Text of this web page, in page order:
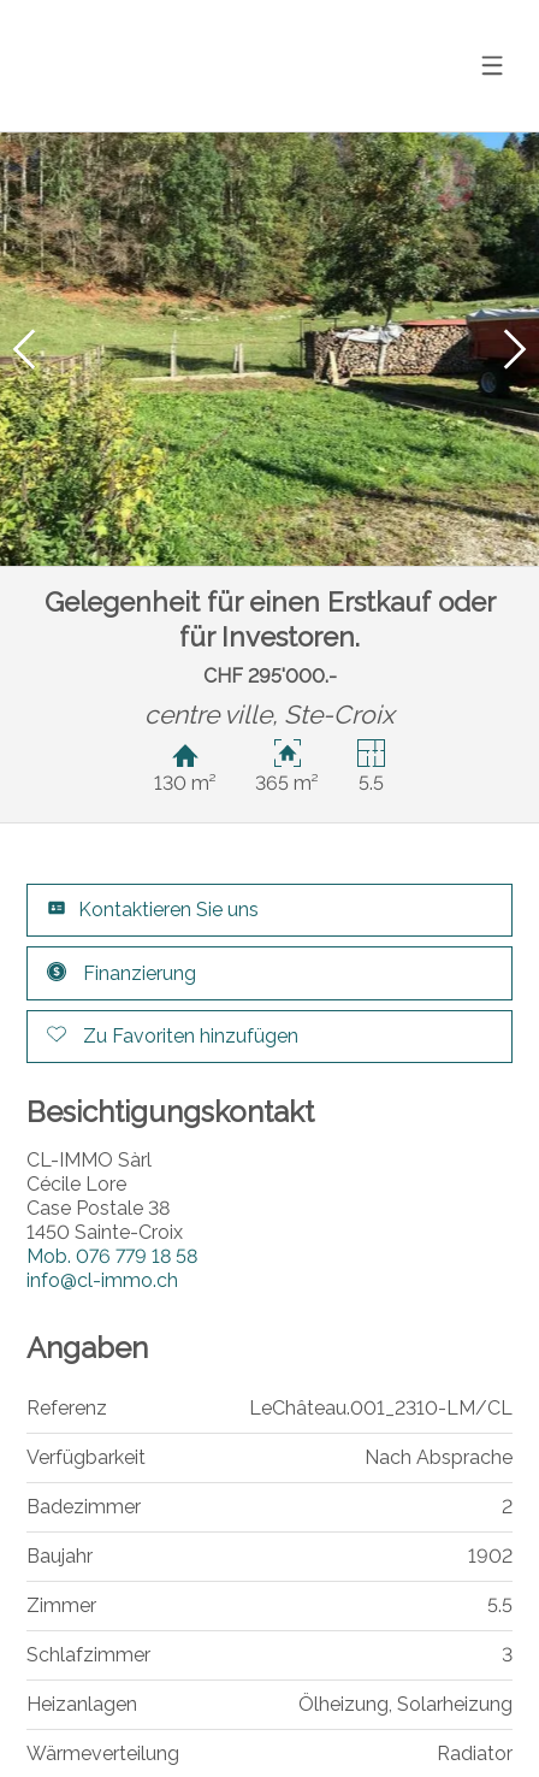
Gelegenheit für einen Erstkauf oder
für Investoren.
CHF 295'000.-
centre ville, Ste-Croix
130 m² 365 m² 5.5
Kontaktieren Sie uns
Finanzierung
Zu Favoriten hinzufügen
Besichtigungskontakt
CL-IMMO Sàrl
Cécile Lore
Case Postale 38
1450 Sainte-Croix
Mob.076 779 18 58
info@cl-immo.ch
Angaben
Referenz LeChâteau.001_2310-LM/CL
Verfügbarkeit Nach Absprache
Badezimmer 2
Baujahr 1902
Zimmer 5.5
Schlafzimmer 3
Heizanlagen Ölheizung, Solarheizung
Wärmeverteilung Radiator